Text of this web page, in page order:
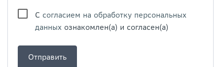
С согласием на обработку персональных
данных ознакомлен(а) и согласен(а)